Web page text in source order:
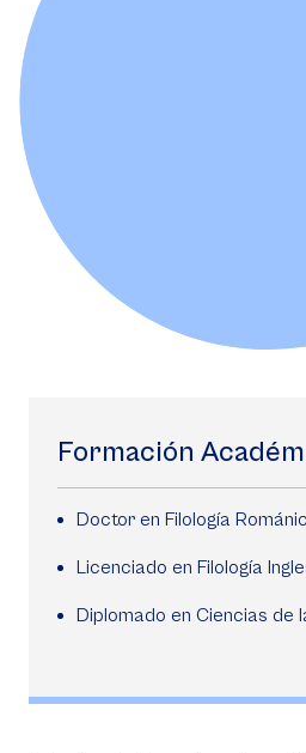
Formación
Doctor en Filología
Licenciado en Filología
Diplomado en Ciencias de